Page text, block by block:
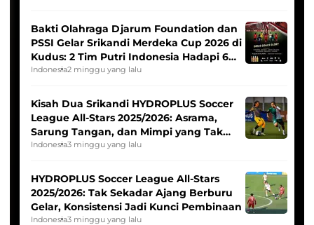
Bakti Olahraga Djarum Foundation dan
PSSI Gelar Srikandi Merdeka Cup 2026 di
Kudus: 2 Tim Putri Indonesia Hadapi 6
Tim Asia
Indonesia2 minggu yang lalu
Kisah Dua Srikandi HYDROPLUS Soccer
League All-Stars 2025/2026: Asrama,
Sarung Tangan, dan Mimpi yang Tak
Pernah Padam
Indonesia3 minggu yang lalu
HYDROPLUS Soccer League All-Stars
2025/2026: Tak Sekadar Ajang Berburu
Gelar, Konsistensi Jadi Kunci Pembinaan
Indonesia3 minggu yang lalu